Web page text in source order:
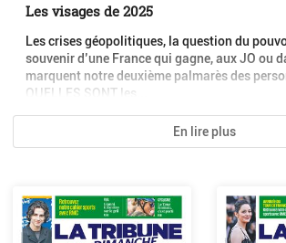
Les visages de 2025
Les crises géopolitiques, la question du
souvenir d’une France qui gagne, aux JO ou
marquent notre deuxième palmarès des
QUELLES SONT les...
En lire plus